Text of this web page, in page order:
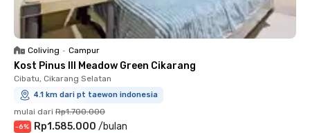
Coliving • Campur
Kost Pinus III Meadow Green Cikarang
Cibatu, Cikarang Selatan
4.1 km dari pt taewon indonesia
mulai dari Rp1.700.000
-6% Rp1.585.000 /bulan